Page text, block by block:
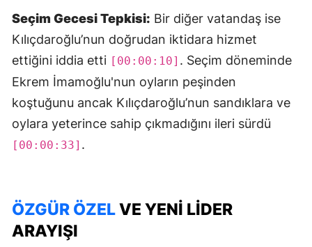
Seçim Gecesi Tepkisi: Bir diğer vatandaş ise
Kılıçdaroğlu’nun doğrudan iktidara hizmet
ettiğini iddia etti [00:00:10] . Seçim döneminde
Ekrem İmamoğlu'nun oyların peşinden
koştuğunu ancak Kılıçdaroğlu’nun sandıklara ve
oylara yeterince sahip çıkmadığını ileri sürdü
[00:00:33] .
ÖZGÜR ÖZELVE YENI LIDER
ARAYIŞI